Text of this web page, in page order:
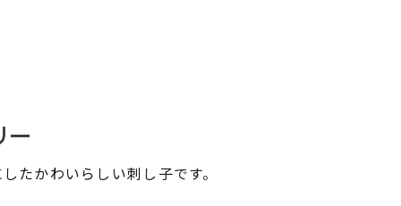
ー
たかわいらしい刺し子です。